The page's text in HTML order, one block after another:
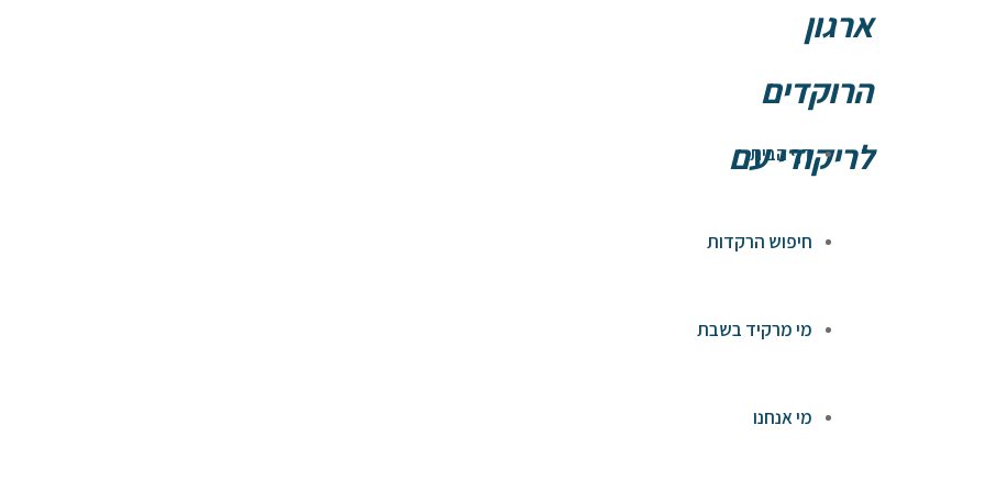
ארגון
הרוקדים
לריקודי עם
דף הבית
חיפוש הרקדות
מי מרקיד בשבת
מי אנחנו